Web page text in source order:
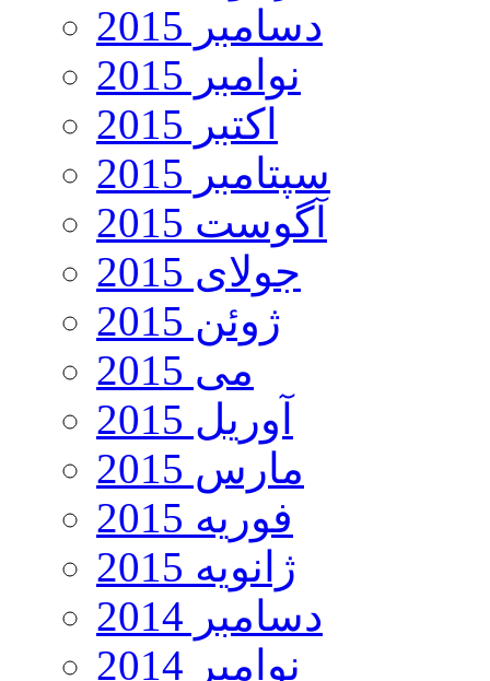
دسامبر 2015
نوامبر 2015
اکتبر 2015
سپتامبر 2015
آگوست 2015
جولای 2015
ژوئن 2015
می 2015
آوریل 2015
مارس 2015
فوریه 2015
ژانویه 2015
دسامبر 2014
نوامبر 2014